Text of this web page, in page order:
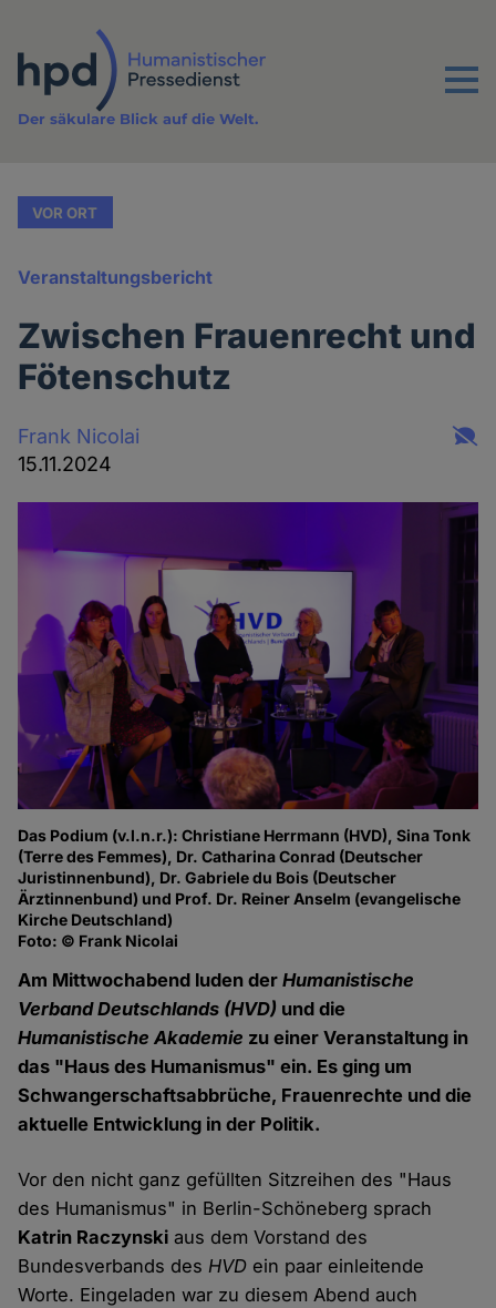
Inhalt
Menu
Der säkulare Blick auf die Welt.
VOR ORT
Veranstaltungsbericht
Zwischen Frauenrecht und
Fötenschutz
Frank Nicolai
15.11.2024
Das Podium (v.l.n.r.): Christiane Herrmann (HVD), Sina Tonk
(Terre des Femmes), Dr. Catharina Conrad (Deutscher
Juristinnenbund), Dr. Gabriele du Bois (Deutscher
Ärztinnenbund) und Prof. Dr. Reiner Anselm (evangelische
Kirche Deutschland)
Foto: © Frank Nicolai
Am Mittwochabend luden derHumanistische
Verband Deutschlands (HVD) und die
Humanistische Akademie zu einer Veranstaltung in
das "Haus des Humanismus" ein. Es ging um
Schwangerschaftsabbrüche, Frauenrechte und die
aktuelle Entwicklung in der Politik.
Vor den nicht ganz gefüllten Sitzreihen des "Haus
des Humanismus" in Berlin-Schöneberg sprach
Katrin Raczynski aus dem Vorstand des
Bundesverbands desHVD ein paar einleitende
Worte. Eingeladen war zu diesem Abend auch